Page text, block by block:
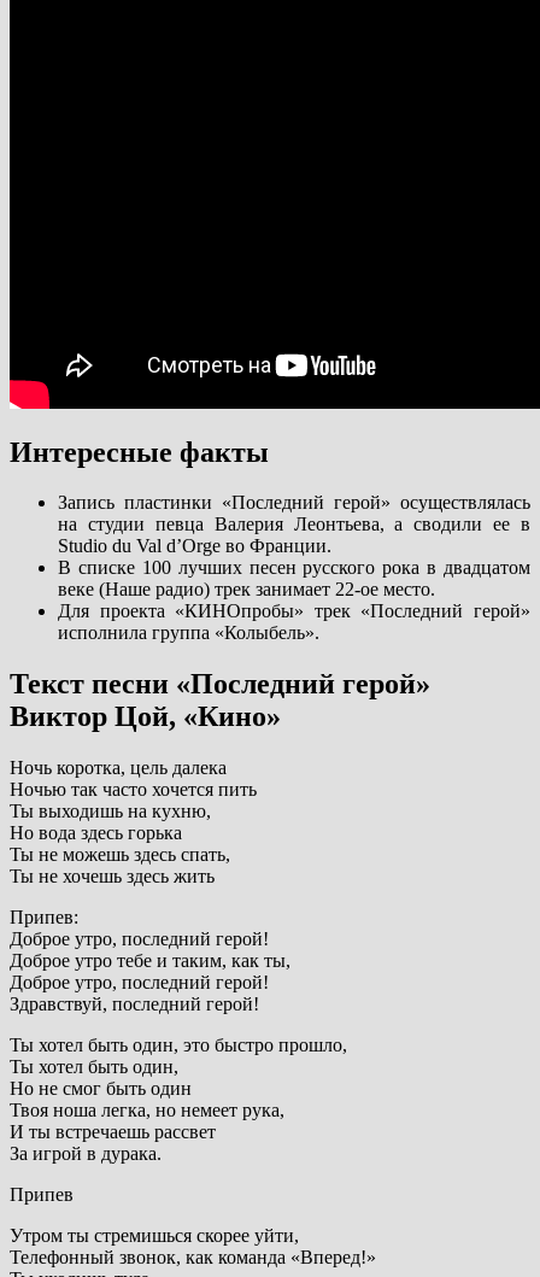
Интересные факты
Запись пластинки «Последний герой» осуществлялась
на студии певца Валерия Леонтьева, а сводили ее в
Studio du Val d’Orge во Франции.
В списке 100 лучших песен русского рока в двадцатом
веке (Наше радио) трек занимает 22-ое место.
Для проекта «КИНОпробы» трек «Последний герой»
исполнила группа «Колыбель».
Текст песни «Последний герой»
Виктор Цой, «Кино»
Ночь коротка, цель далека
Ночью так часто хочется пить
Ты выходишь на кухню,
Но вода здесь горька
Ты не можешь здесь спать,
Ты не хочешь здесь жить
Припев:
Доброе утро, последний герой!
Доброе утро тебе и таким, как ты,
Доброе утро, последний герой!
Здравствуй, последний герой!
Ты хотел быть один, это быстро прошло,
Ты хотел быть один,
Но не смог быть один
Твоя ноша легка, но немеет рука,
И ты встречаешь рассвет
За игрой в дурака.
Припев
Утром ты стремишься скорее уйти,
Телефонный звонок, как команда «Вперед!»